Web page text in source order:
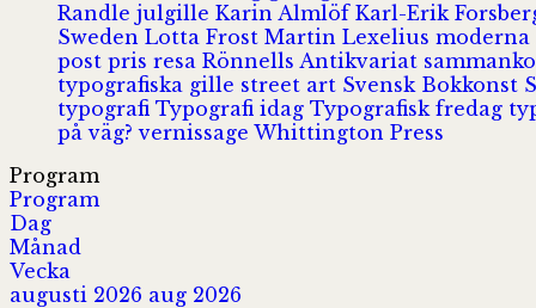
Randle julgille Karin Almlöf Karl-Erik
Sweden Lotta Frost Martin Lexelius moderna
post pris resa Rönnells Antikvariat
typografiska gille street art Svensk Bokkonst
typografi Typografi idag Typografisk fredag
på väg?vernissage Whittington Press
Program
Program
Dag
Månad
Vecka
augusti 2026 aug 2026